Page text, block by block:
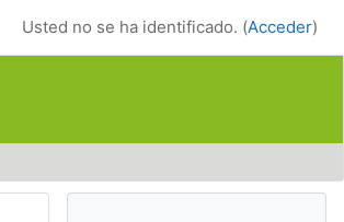
Usted no se ha identificado. (Acceder)